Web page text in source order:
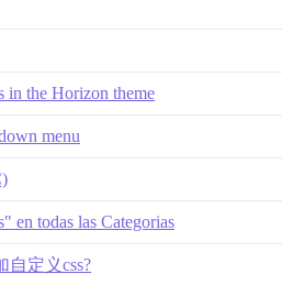
in the Horizon theme
menu
en todas las Categorias
自定义css?